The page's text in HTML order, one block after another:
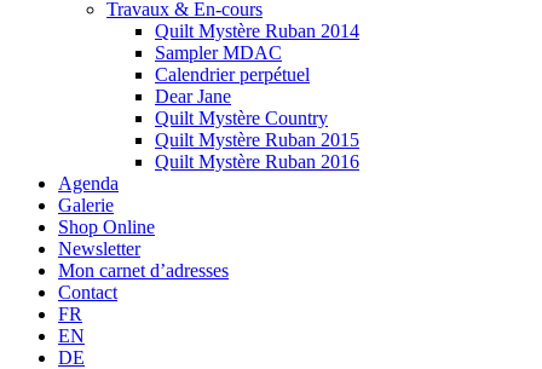
Travaux & En-cours
Quilt Mystère Ruban 2014
Sampler MDAC
Calendrier perpétuel
Dear Jane
Quilt Mystère Country
Quilt Mystère Ruban 2015
Quilt Mystère Ruban 2016
Agenda
Galerie
Shop Online
Newsletter
Mon carnet d’adresses
Contact
FR
EN
DE